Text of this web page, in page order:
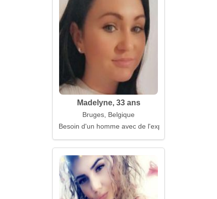
Madelyne, 33 ans
Bruges, Belgique
Besoin d'un homme avec de l'expérience de la vie